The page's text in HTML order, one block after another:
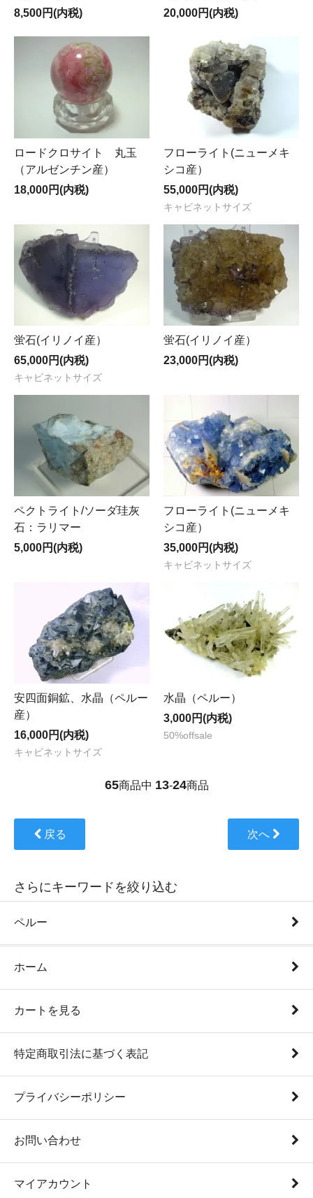
8,500円(内税)
20,000円(内税)
ロードクロサイト 丸玉
（アルゼンチン産）
18,000円(内税)
フローライト(ニューメキ
シコ産）
55,000円(内税)
キャビネットサイズ
蛍石(イリノイ産）
65,000円(内税)
キャビネットサイズ
蛍石(イリノイ産）
23,000円(内税)
ペクトライト/ソーダ珪灰
石：ラリマー
5,000円(内税)
フローライト(ニューメキ
シコ産）
35,000円(内税)
キャビネットサイズ
安四面銅鉱、水晶（ペルー
産）
16,000円(内税)
キャビネットサイズ
水晶（ペルー）
3,000円(内税)
50%offsale
65商品中 13-24商品
戻る 次へ
さらにキーワードを絞り込む
ペルー
ホーム
カートを見る
特定商取引法に基づく表記
プライバシーポリシー
お問い合わせ
マイアカウント